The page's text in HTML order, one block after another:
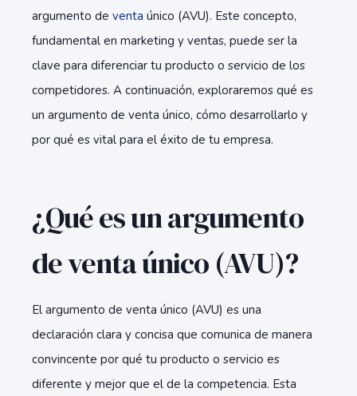
argumento de venta único (AVU). Este concepto,
fundamental en marketing y ventas, puede ser la
clave para diferenciar tu producto o servicio de los
competidores. A continuación, exploraremos qué es
un argumento de venta único, cómo desarrollarlo y
por qué es vital para el éxito de tu empresa.
¿Qué es un argumento
de venta único (AVU)?
El argumento de venta único (AVU) es una
declaración clara y concisa que comunica de manera
convincente por qué tu producto o servicio es
diferente y mejor que el de la competencia. Esta